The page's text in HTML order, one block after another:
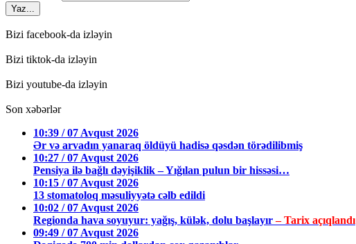
Yaz...
Bizi facebook-da izləyin
Bizi tiktok-da izləyin
Bizi youtube-da izləyin
Son xəbərlər
10:39 / 07 Avqust 2026
Ər və arvadın yanaraq öldüyü hadisə qəsdən törədilibmiş
10:27 / 07 Avqust 2026
Pensiya ilə bağlı dəyişiklik – Yığılan pulun bir hissəsi…
10:15 / 07 Avqust 2026
13 stomatoloq məsuliyyətə cəlb edildi
10:02 / 07 Avqust 2026
Regionda hava soyuyur: yağış, külək, dolu başlayır– Tarix açıqlandı
09:49 / 07 Avqust 2026